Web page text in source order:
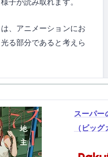
子が読み取れます。
、アニメーションにお
る部分であると考えら
スーパー
（ビッ